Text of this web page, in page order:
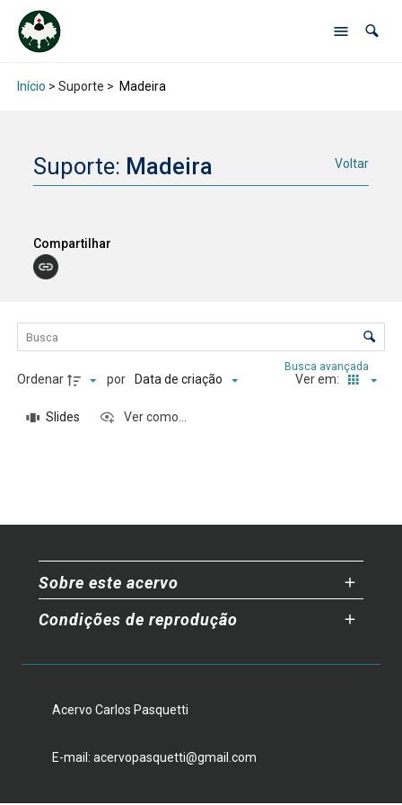
Início > Suporte > Madeira
Suporte: Madeira Voltar
Compartilhar
Lista de itens
Controle de ordenação e visualização
Busca avançada
Ordenar por Data de criação Ver em:
Slides Ver como...
Sobre este acervo
Condições de reprodução
Acervo Carlos Pasquetti
E-mail: acervopasquetti@gmail.com